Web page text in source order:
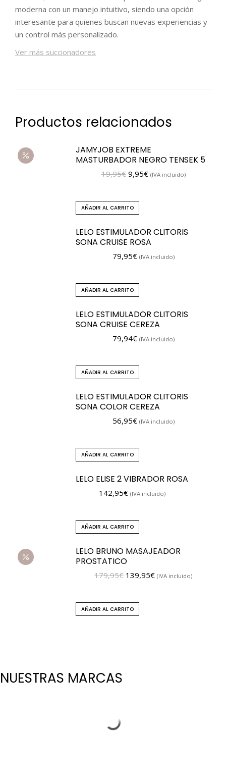
moderna con un manejo intuitivo, siendo una opción
interesante para quienes buscan nuevas experiencias y
un control más personalizado.
Ver más succionadores
Productos relacionados
JAMYJOB EXTREME
MASTURBADOR NEGRO TENSEK 5
19,95€ 9,95€ (IVA incluido)
AÑADIR AL CARRITO
LELO ESTIMULADOR CLITORIS
SONA CRUISE ROSA
79,95€ (IVA incluido)
AÑADIR AL CARRITO
LELO ESTIMULADOR CLITORIS
SONA CRUISE CEREZA
79,94€ (IVA incluido)
AÑADIR AL CARRITO
LELO ESTIMULADOR CLITORIS
SONA COLOR CEREZA
56,95€ (IVA incluido)
AÑADIR AL CARRITO
LELO ELISE 2 VIBRADOR ROSA
142,95€ (IVA incluido)
AÑADIR AL CARRITO
LELO BRUNO MASAJEADOR
PROSTATICO
179,95€ 139,95€ (IVA incluido)
AÑADIR AL CARRITO
NUESTRAS MARCAS